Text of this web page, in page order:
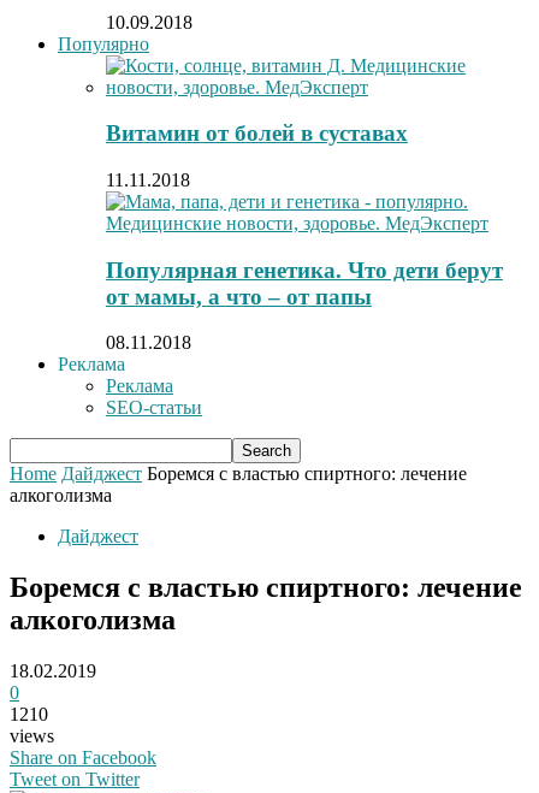
10.09.2018
Популярно
Витамин от болей в суставах
11.11.2018
Популярная генетика. Что дети берут
от мамы, а что – от папы
08.11.2018
Реклама
Реклама
SEO-статьи
Home Дайджест Боремся с властью спиртного: лечение
алкоголизма
Дайджест
Боремся с властью спиртного: лечение
алкоголизма
18.02.2019
0
1210
views
Share on Facebook
Tweet on Twitter